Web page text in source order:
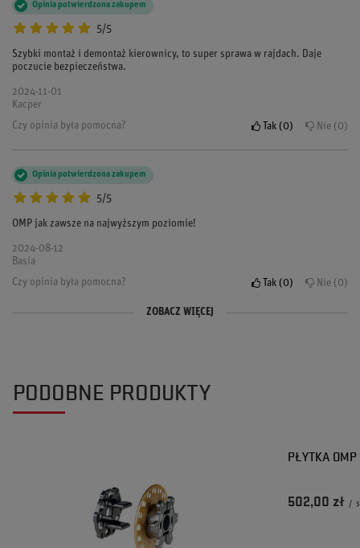
5/5
Opinia potwierdzona zakupem
Szybki montaż i demontaż kierownicy, to super sprawa w rajdach. Daje
poczucie bezpieczeństwa.
2024-11-01
Kacper
Czy opinia była pomocna?
Tak 0 Nie 0
5/5
Opinia potwierdzona zakupem
OMP jak zawsze na najwyższym poziomie!
2024-08-12
Basia
Czy opinia była pomocna?
Tak 0 Nie 0
Opinia potwierdzona zakupem
2024-06-25
Natalia
Opinia potwierdzona zakupem
2024-05-20
Adam
ZOBACZ WIĘCEJ
PODOBNE PRODUKTY
PŁYTKA
502,00 zł /